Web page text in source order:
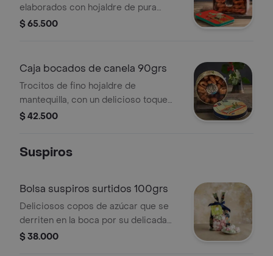
elaborados con hojaldre de pura
mantequilla y rellenos de canela y
$ 65.500
Caja bocados de canela 90grs
Trocitos de fino hojaldre de
mantequilla, con un delicioso toque
de canela. presentación estuche
$ 42.500
Suspiros
Bolsa suspiros surtidos 100grs
Deliciosos copos de azúcar que se
derriten en la boca por su delicada
textura. merengues perfectos con
$ 38.000